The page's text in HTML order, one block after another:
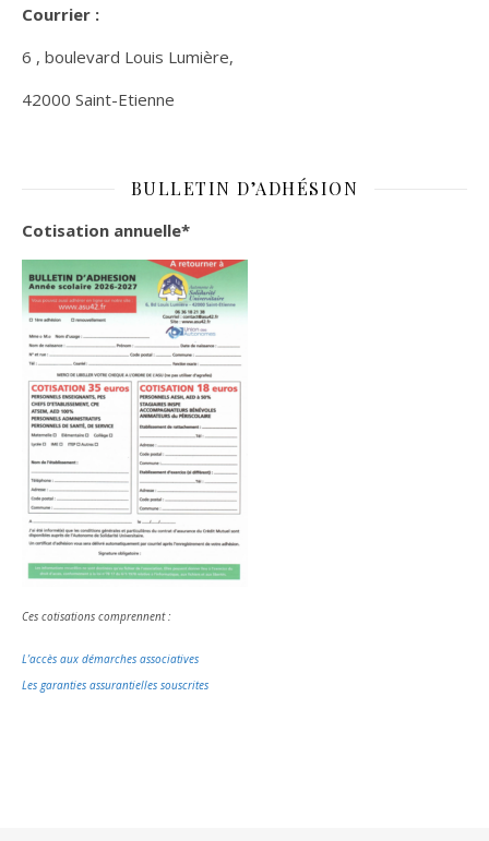
Courrier :
6 , boulevard Louis Lumière,
42000 Saint-Etienne
BULLETIN D’ADHÉSION
Cotisation annuelle*
Ces cotisations comprennent :
L’accès aux démarches associatives
Les garanties assurantielles souscrites